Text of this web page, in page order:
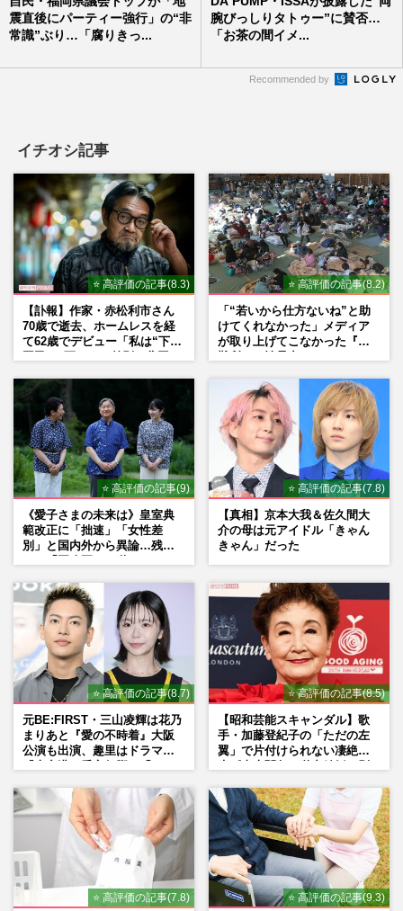
震直後にパーティー強行」の“非
常識”ぶり…「腐りきっ...
腕びっしりタトゥー”に賛否…
「お茶の間イメ...
Recommended by
イチオシ記事
⭐ 高評価の記事(8.3)
【訃報】作家・赤松利市さん
70歳で逝去、ホームレスを経
て62歳でデビュー「私は“下級
⭐ 高評価の記事(8.2)
「“若いから仕方ないね”と助
けてくれなかった」メディア
が取り上げてこなかった『避
⭐ 高評価の記事(9)
《愛子さまの未来は》皇室典
範改正に「拙速」「女性差
別」と国内外から異論…残さ
⭐ 高評価の記事(7.8)
【真相】京本大我＆佐久間大
介の母は元アイドル「きゃん
きゃん」だった
⭐ 高評価の記事(8.7)
元BE:FIRST・三山凌輝は花乃
まりあと『愛の不時着』大阪
公演も出演、趣里はドラマ
⭐ 高評価の記事(8.5)
【昭和芸能スキャンダル】歌
手・加藤登紀子の「ただの左
翼」で片付けられない凄絶半
⭐ 高評価の記事(7.8) ⭐ 高評価の記事(9.3)